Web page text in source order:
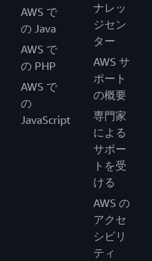
AWS で
の Java
AWS で
の PHP
AWS で
の
JavaScript
ナレッ
ジセン
ター
AWS サ
ポート
の概要
専門家
による
サポー
トを受
ける
AWS の
アクセ
シビリ
ティ